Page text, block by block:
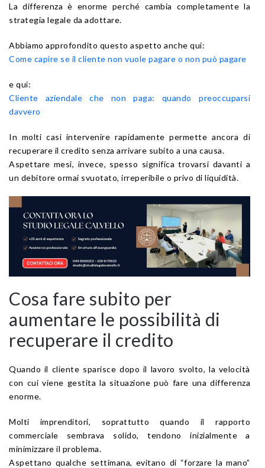
La differenza è enorme perché cambia completamente la
strategia legale da adottare.
Abbiamo approfondito questo aspetto anche qui:
Come capire se il cliente non vuole pagare o non può pagare
e qui:
Cliente aziendale che non paga: quando preoccuparsi
davvero
In molti casi intervenire rapidamente permette ancora di
recuperare il credito senza arrivare subito a una causa.
Aspettare mesi, invece, spesso significa trovarsi davanti a
un debitore ormai svuotato, irreperibile o privo di liquidità.
Cosa fare subito per
aumentare le possibilità di
recuperare il credito
Quando il cliente sparisce dopo il lavoro svolto, la velocità
con cui viene gestita la situazione può fare una differenza
enorme.
Molti imprenditori, soprattutto quando il rapporto
commerciale sembrava solido, tendono inizialmente a
minimizzare il problema.
Aspettano qualche settimana, evitano di “forzare la mano”